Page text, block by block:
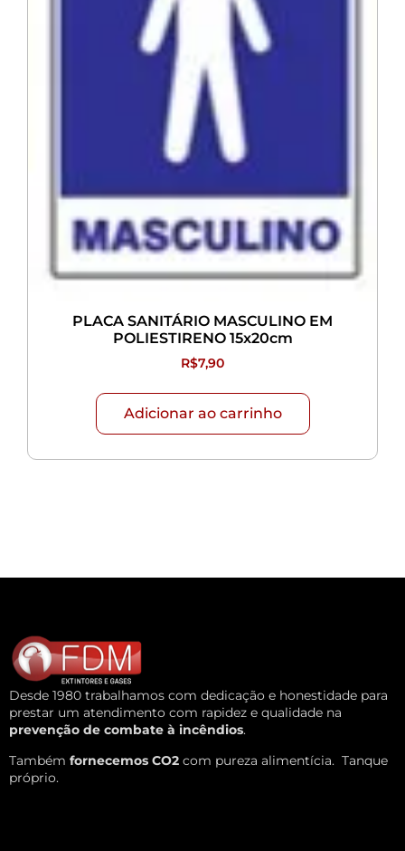
PLACA SANITÁRIO MASCULINO EM
POLIESTIRENO 15x20cm
R$7,90
Adicionar ao carrinho
Desde 1980 trabalhamos com dedicação e honestidade para
prestar um atendimento com rapidez e qualidade na
prevenção de combate à incêndios.
Também fornecemos CO2 com pureza alimentícia. Tanque
próprio.